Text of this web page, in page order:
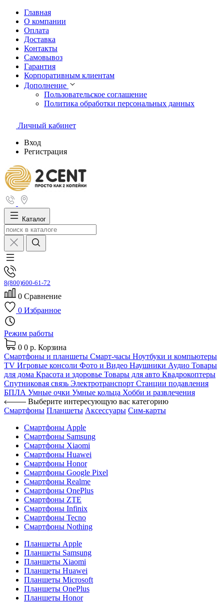
Главная
О компании
Оплата
Доставка
Контакты
Самовывоз
Гарантия
Корпоративным клиентам
Дополнение
Пользовательское соглашение
Политика обработки персональных данных
Личный кабинет
Вход
Регистрация
Каталог
8(800)600-61-72
0 Сравнение
0 Избранное
Режим работы
0 0 р. Корзина
Смартфоны и планшеты Смарт-часы Ноутбуки и компьютеры
TV Игровые консоли Фото и Видео Наушники Аудио Товары
для дома Красота и здоровье Товары для авто Квадрокоптеры
Спутниковая связь Электротранспорт Станции подавления
БПЛА Умные очки Умные кольца Хобби и развлечения
Выберите интересующую вас категорию
Смартфоны Планшеты Аксессуары Сим-карты
Смартфоны Apple
Смартфоны Samsung
Смартфоны Xiaomi
Смартфоны Huawei
Смартфоны Honor
Смартфоны Google Pixel
Смартфоны Realme
Смартфоны OnePlus
Смартфоны ZTE
Смартфоны Infinix
Смартфоны Tecno
Смартфоны Nothing
Планшеты Apple
Планшеты Samsung
Планшеты Xiaomi
Планшеты Huawei
Планшеты Microsoft
Планшеты OnePlus
Планшеты Honor